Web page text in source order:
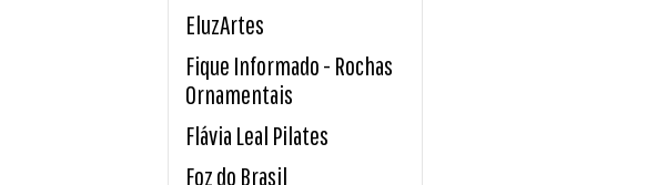
EluzArtes
Fique Informado - Rochas
Ornamentais
Flávia Leal Pilates
Foz do Brasil